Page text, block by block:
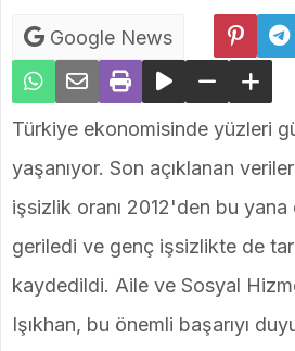
Google News
Türkiye ekonomisinde yüzleri
yaşanıyor. Son açıklanan
işsizlik oranı 2012'den bu
geriledi ve genç işsizlikte de
kaydedildi. Aile ve Sosyal
Işıkhan, bu önemli başarıyı